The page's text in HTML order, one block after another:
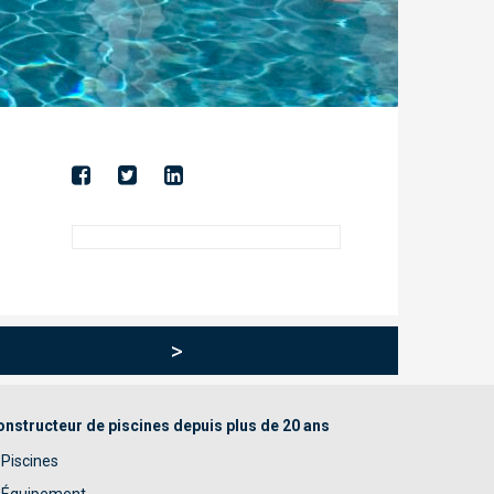
>
de piscines depuis plus de 20 ans
Piscines